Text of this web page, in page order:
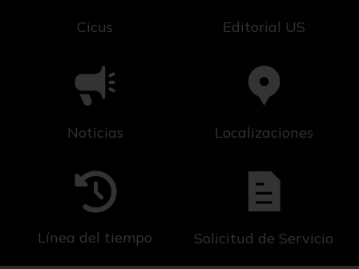
Cicus Editorial US
Noticias Localizaciones
Línea del tiempo Solicitud de Servicio